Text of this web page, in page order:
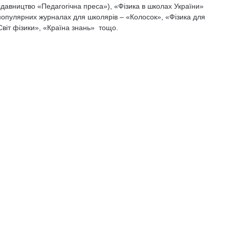
«Педагогічна преса»), «Фізика в школах України»
журналах для школярів – «Колосок», «Фізика для
фізики», «Країна знань» тощо.